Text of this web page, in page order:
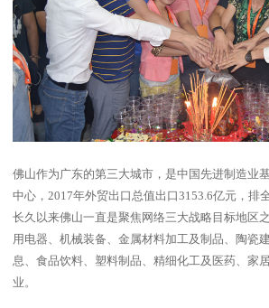
佛山作为广东的第三大城市，是中国先进制造业
中心，2017年外贸出口总值出口3153.6亿元，排
长久以来佛山一直是聚焦网络三大战略目标地区
用电器、机械装备、金属材料加工及制品、陶瓷
息、食品饮料、塑料制品、精细化工及医药、家
业。